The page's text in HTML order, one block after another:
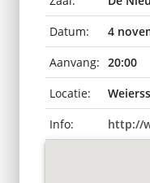
Datum:
4
Aanvang: 20:00
Locatie:
Info:
http://